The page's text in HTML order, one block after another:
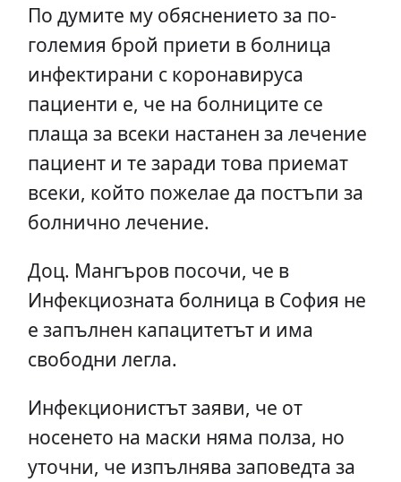
По думите му обяснението за по-
големия брой приети в болница
инфектирани с коронавируса
пациенти е, че на болниците се
плаща за всеки настанен за лечение
пациент и те заради това приемат
всеки, който пожелае да постъпи за
болнично лечение.
Доц. Мангъров посочи, че в
Инфекциозната болница в София не
е запълнен капацитетът и има
свободни легла.
Инфекционистът заяви, че от
носенето на маски няма полза, но
уточни, че изпълнява заповедта за